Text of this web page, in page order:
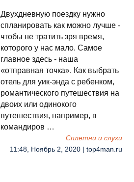
Двухдневную поездку нужно
спланировать как можно лучше -
чтобы не тратить зря время,
которого у нас мало. Самое
главное здесь - наша
«отправная точка». Как выбрать
отель для уик-энда с ребенком,
романтического путешествия на
двоих или одинокого
путешествия, например, в
командиров …
Сплетни и слухи
11:48, Ноябрь 2, 2020 | top4man.ru